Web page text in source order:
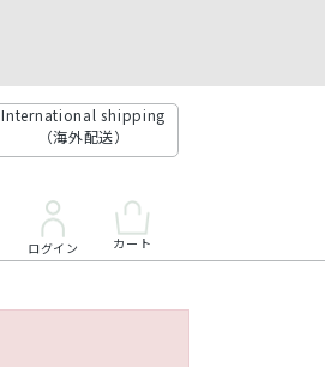
International shipping
（海外配送）
ログイン カート